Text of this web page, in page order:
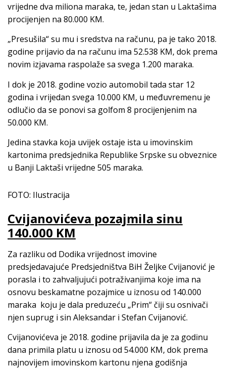
vrijedne dva miliona maraka, te, jedan stan u Laktašima
procijenjen na 80.000 KM.
„Presušila“ su mu i sredstva na računu, pa je tako 2018.
godine prijavio da na računu ima 52.538 KM, dok prema
novim izjavama raspolaže sa svega 1.200 maraka.
I dok je 2018. godine vozio automobil tada star 12
godina i vrijedan svega 10.000 KM, u međuvremenu je
odlučio da se ponovi sa golfom 8 procijenjenim na
50.000 KM.
Jedina stavka koja uvijek ostaje ista u imovinskim
kartonima predsjednika Republike Srpske su obveznice
u Banji Laktaši vrijedne 505 maraka.
FOTO: Ilustracija
Cvijanovićeva pozajmila sinu
140.000 KM
Za razliku od Dodika vrijednost imovine
predsjedavajuće Predsjedništva BiH Željke Cvijanović je
porasla i to zahvaljujući potraživanjima koje ima na
osnovu beskamatne pozajmice u iznosu od 140.000
maraka koju je dala preduzeću „Prim“ čiji su osnivači
njen suprug i sin Aleksandar i Stefan Cvijanović.
Cvijanovićeva je 2018. godine prijavila da je za godinu
dana primila platu u iznosu od 54.000 KM, dok prema
najnovijem imovinskom kartonu njena godišnja